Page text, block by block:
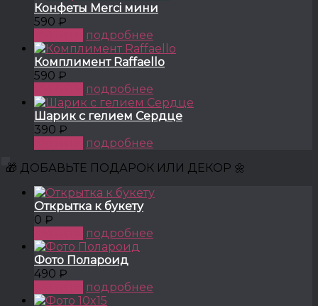
Конфеты Merci мини
590 ₽
подробнее
Комплимент Raffaello
590 ₽
подробнее
Шарик с гелием Сердце
390 ₽
подробнее
🎁 ДОБАВЬТЕ ПОДАРОК ИЛИ ДЕКОР 🌼
Открытка к букету
0 ₽
подробнее
Фото Полароид
490 ₽
подробнее